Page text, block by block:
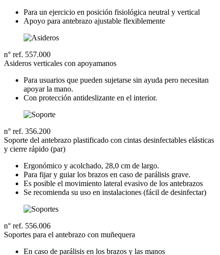
Para un ejercicio en posición fisiológica neutral y vertical
Apoyo para antebrazo ajustable flexiblemente
n° ref. 557.000
Asideros verticales con apoyamanos
Para usuarios que pueden sujetarse sin ayuda pero necesitan
apoyar la mano.
Con protección antideslizante en el interior.
n° ref. 356.200
Soporte del antebrazo plastificado con cintas desinfectables elásticas
y cierre rápido (par)
Ergonómico y acolchado, 28,0 cm de largo.
Para fijar y guiar los brazos en caso de parálisis grave.
Es posible el movimiento lateral evasivo de los antebrazos
Se recomienda su uso en instalaciones (fácil de desinfectar)
n° ref. 556.006
Soportes para el antebrazo con muñequera
En caso de parálisis en los brazos y las manos